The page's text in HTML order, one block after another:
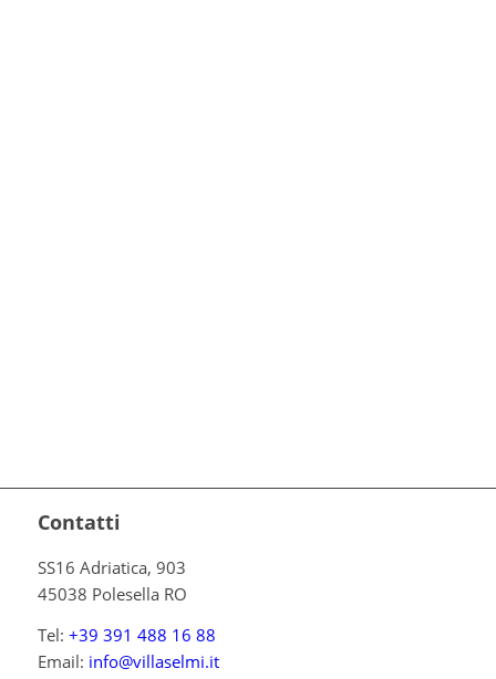
Contatti
SS16 Adriatica, 903
45038 Polesella RO
Tel: +39 391 488 16 88
Email: info@villaselmi.it